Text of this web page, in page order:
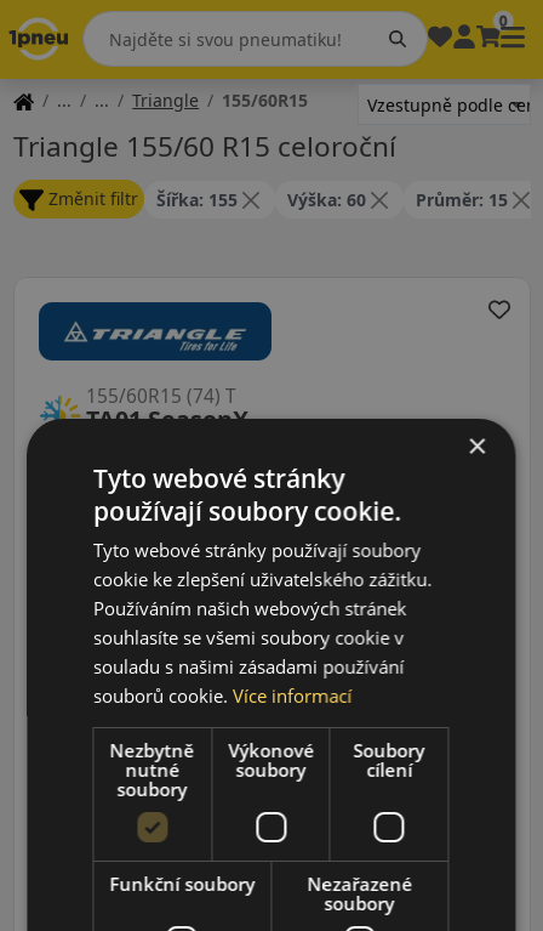
0
Triangle 155/60R15
Triangle 155/60 R15 celoroční
Změnit filtr Šířka: 155 Výška: 60 Průměr: 15
TA01 SeasonX
155/60R15 (74) T
Údaje o štítku EPREL:
764 CZK
703 CZK
DO KOŠÍKU
×
Tyto webové stránky
používají soubory cookie.
Tyto webové stránky používají soubory
cookie ke zlepšení uživatelského zážitku.
Používáním našich webových stránek
souhlasíte se všemi soubory cookie v
souladu s našimi zásadami používání
souborů cookie.Více informací
Nezbytně
nutné
soubory
Výkonové
soubory
Soubory
cílení
Funkční soubory
Nezařazené
soubory